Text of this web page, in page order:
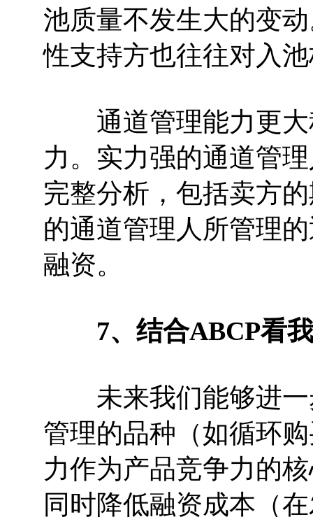
池质量不发生大的变
性支持方也往往对入
通道管理能力更大
力。实力强的通道管
完整分析，包括卖方
的通道管理人所管理
融资。
7、结合ABCP看
未来我们能够进一
管理的品种（如循环
力作为产品竞争力的
同时降低融资成本（